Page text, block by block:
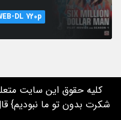
DL 720p
کلیه حقوق این سایت
شکرت بدون تو ما نبودیم}